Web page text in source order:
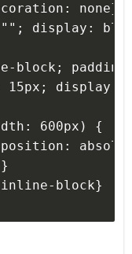
none}
display:
padding:
15px;
600px) {
block}